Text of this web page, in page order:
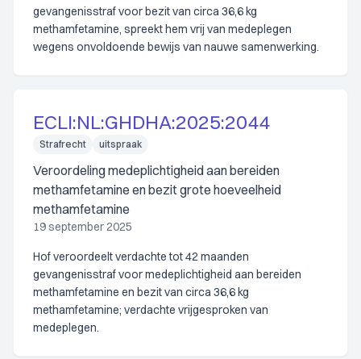
gevangenisstraf voor bezit van circa 36,6 kg
methamfetamine, spreekt hem vrij van medeplegen
wegens onvoldoende bewijs van nauwe samenwerking.
ECLI:NL:GHDHA:2025:2044
Strafrecht uitspraak
Veroordeling medeplichtigheid aan bereiden
methamfetamine en bezit grote hoeveelheid
methamfetamine
19 september 2025
Hof veroordeelt verdachte tot 42 maanden
gevangenisstraf voor medeplichtigheid aan bereiden
methamfetamine en bezit van circa 36,6 kg
methamfetamine; verdachte vrijgesproken van
medeplegen.